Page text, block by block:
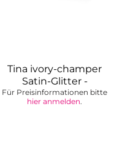
Tina ivory-champer
Satin-Glitter -
einfärbbare...
Für Preisinformationen bitte
hier anmelden.